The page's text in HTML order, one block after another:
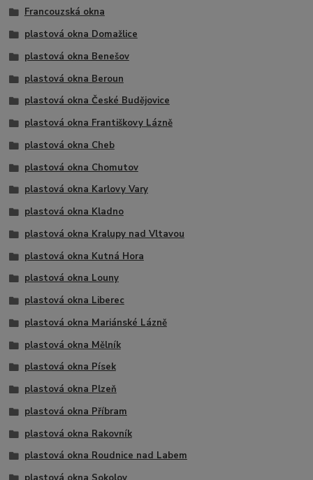
Francouzská okna
plastová okna Domažlice
plastová okna Benešov
plastová okna Beroun
plastová okna České Budějovice
plastová okna Františkovy Lázně
plastová okna Cheb
plastová okna Chomutov
plastová okna Karlovy Vary
plastová okna Kladno
plastová okna Kralupy nad Vltavou
plastová okna Kutná Hora
plastová okna Louny
plastová okna Liberec
plastová okna Mariánské Lázně
plastová okna Mělník
plastová okna Písek
plastová okna Plzeň
plastová okna Příbram
plastová okna Rakovník
plastová okna Roudnice nad Labem